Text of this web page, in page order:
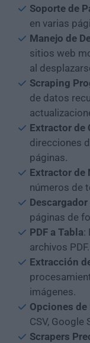
Soporte de
en varias
Manejo de
sitios web
al
Scraping
de datos
Extractor de
direcciones
páginas.
Extractor de
números de
páginas de
PDF a Tabla:
archivos PDF.
Extracción
imágenes.
Opciones
CSV, Google
Scrapers